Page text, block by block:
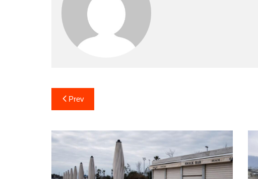
Bejegyzés
navigáció
Prev